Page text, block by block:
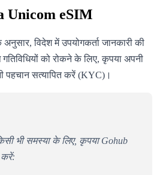
Unicom eSIM
विदेश में उपयोगकर्ता जानकारी की
को रोकने के लिए, कृपया अपनी
सत्यापित करें (KYC)।
भी समस्या के लिए, कृपया Gohub
करें: